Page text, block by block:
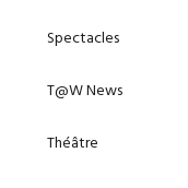
Spectacles
T@W News
Théâtre